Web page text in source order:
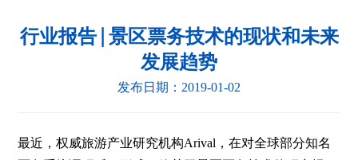
行业报告 | 景区票务技术的现状和未来
发展趋势
发布日期：2019-01-02
最近，权威旅游产业研究机构Arival，在对全球部分知名